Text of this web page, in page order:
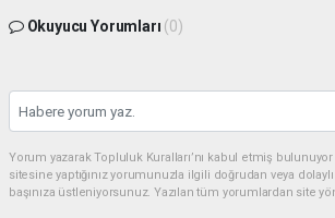
Okuyucu Yorumları (0)
Yorum yazarak Topluluk Kuralları’nı kabul etmiş
sitesine yaptığınız yorumunuzla ilgili doğrudan veya
başınıza üstleniyorsunuz. Yazılan tüm yorumlardan site